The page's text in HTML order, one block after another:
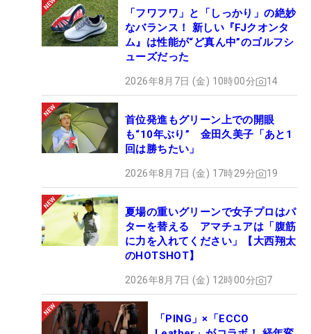
「フワフワ」と「しっかり」の絶妙
なバランス！ 新しい『FJクオンタ
ム』は性能が“ど真ん中”のゴルフシ
ューズだった
2026年8月7日 (金) 10時00分 14
首位発進もグリーン上での開眼
も“10年ぶり” 金田久美子「あと1
回は勝ちたい」
2026年8月7日 (金) 17時29分 19
夏場の重いグリーンで女子プロはパ
ターを替える アマチュアは「腹筋
に力を入れてください」【大西翔太
のHOTSHOT】
2026年8月7日 (金) 12時00分 7
「PING」×「ECCO